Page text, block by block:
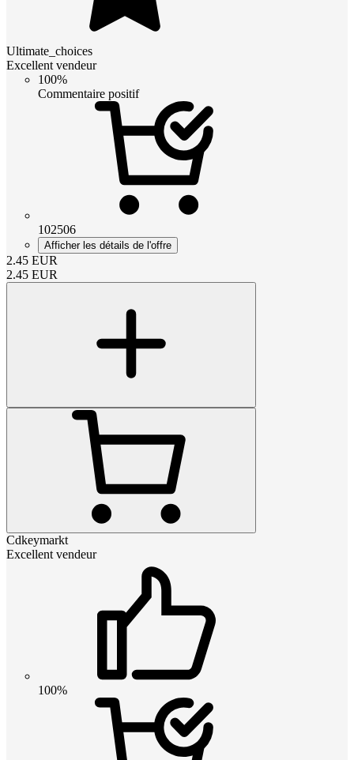
Ultimate_choices
Excellent vendeur
100%
Commentaire positif
102506
Afficher les détails de l'offre
2.45 EUR
2.45 EUR
Cdkeymarkt
Excellent vendeur
100%